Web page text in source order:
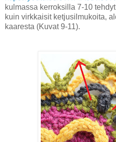
kulmassa kerroksilla 7-10
kuin virkkaisit ketjusilmukoita,
kaaresta (Kuvat 9-11).